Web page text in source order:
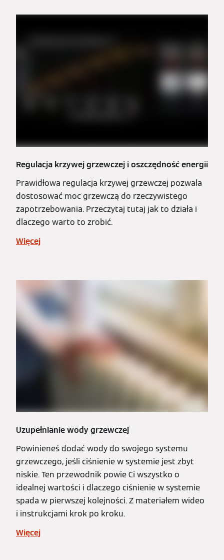
Regulacja krzywej grzewczej i oszczędność energii
Prawidłowa regulacja krzywej grzewczej pozwala
dostosować moc grzewczą do rzeczywistego
zapotrzebowania. Przeczytaj tutaj jak to działa i
dlaczego warto to zrobić.
Więcej
Uzupełnianie wody grzewczej
Powinieneś dodać wody do swojego systemu
grzewczego, jeśli ciśnienie w systemie jest zbyt
niskie. Ten przewodnik powie Ci wszystko o
idealnej wartości i dlaczego ciśnienie w systemie
spada w pierwszej kolejności. Z materiałem wideo
i instrukcjami krok po kroku.
Więcej